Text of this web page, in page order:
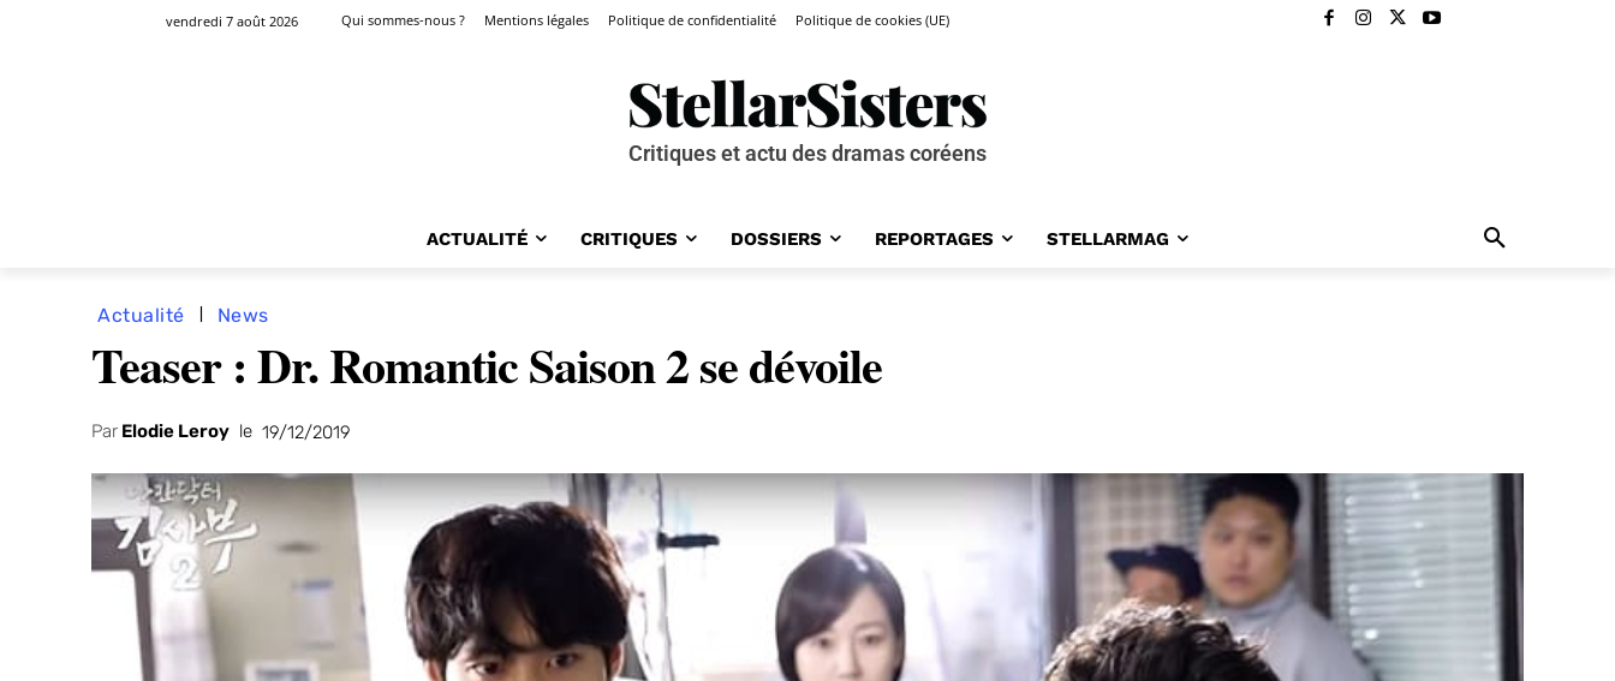
vendredi 7 août 2026 Qui sommes-nous ? Mentions légales Politique de confidentialité Politique de cookies (UE)
Critiques et actu des dramas coréens
ACTUALITÉ CRITIQUES DOSSIERS REPORTAGES STELLARMAG
Actualité News
Teaser : Dr. Romantic Saison 2 se dévoile
Par Elodie Leroy le 19/12/2019